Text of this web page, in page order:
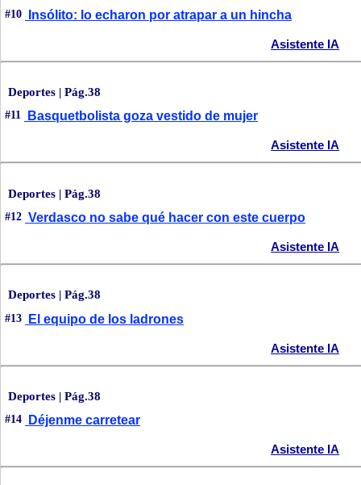
#10 Insólito: lo echaron por atrapar a un hincha
Asistente IA
Deportes | Pág.38
#11 Basquetbolista goza vestido de mujer
Asistente IA
Deportes | Pág.38
#12 Verdasco no sabe qué hacer con este cuerpo
Asistente IA
Deportes | Pág.38
#13 El equipo de los ladrones
Asistente IA
Deportes | Pág.38
#14 Déjenme carretear
Asistente IA